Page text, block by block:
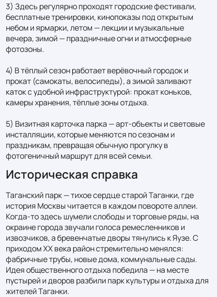
3) Здесь регулярно проходят городские фестивали,
бесплатные тренировки, кинопоказы под открытым
небом и ярмарки, летом — лекции и музыкальные
вечера, зимой — праздничные огни и атмосферные
фотозоны.
4) В тёплый сезон работает верёвочный городок и
прокат (самокаты, велосипеды), а зимой заливают
каток с удобной инфраструктурой: прокат коньков,
камеры хранения, тёплые зоны отдыха.
5) Визитная карточка парка — арт-объекты и световые
инсталляции, которые меняются по сезонам и
праздникам, превращая обычную прогулку в
фотогеничный маршрут для всей семьи.
Историческая справка
Таганский парк — тихое сердце старой Таганки, где
история Москвы читается в каждом повороте аллеи.
Когда-то здесь шумели слободы и торговые ряды, на
окраине города звучали голоса ремесленников и
извозчиков, а бревенчатые дворы тянулись к Яузе. С
приходом XX века район стремительно менялся:
фабричные трубы, новые дома, коммунальные сады.
Идея общественного отдыха победила — на месте
пустырей и дворов разбили парк культуры и отдыха для
жителей Таганки.